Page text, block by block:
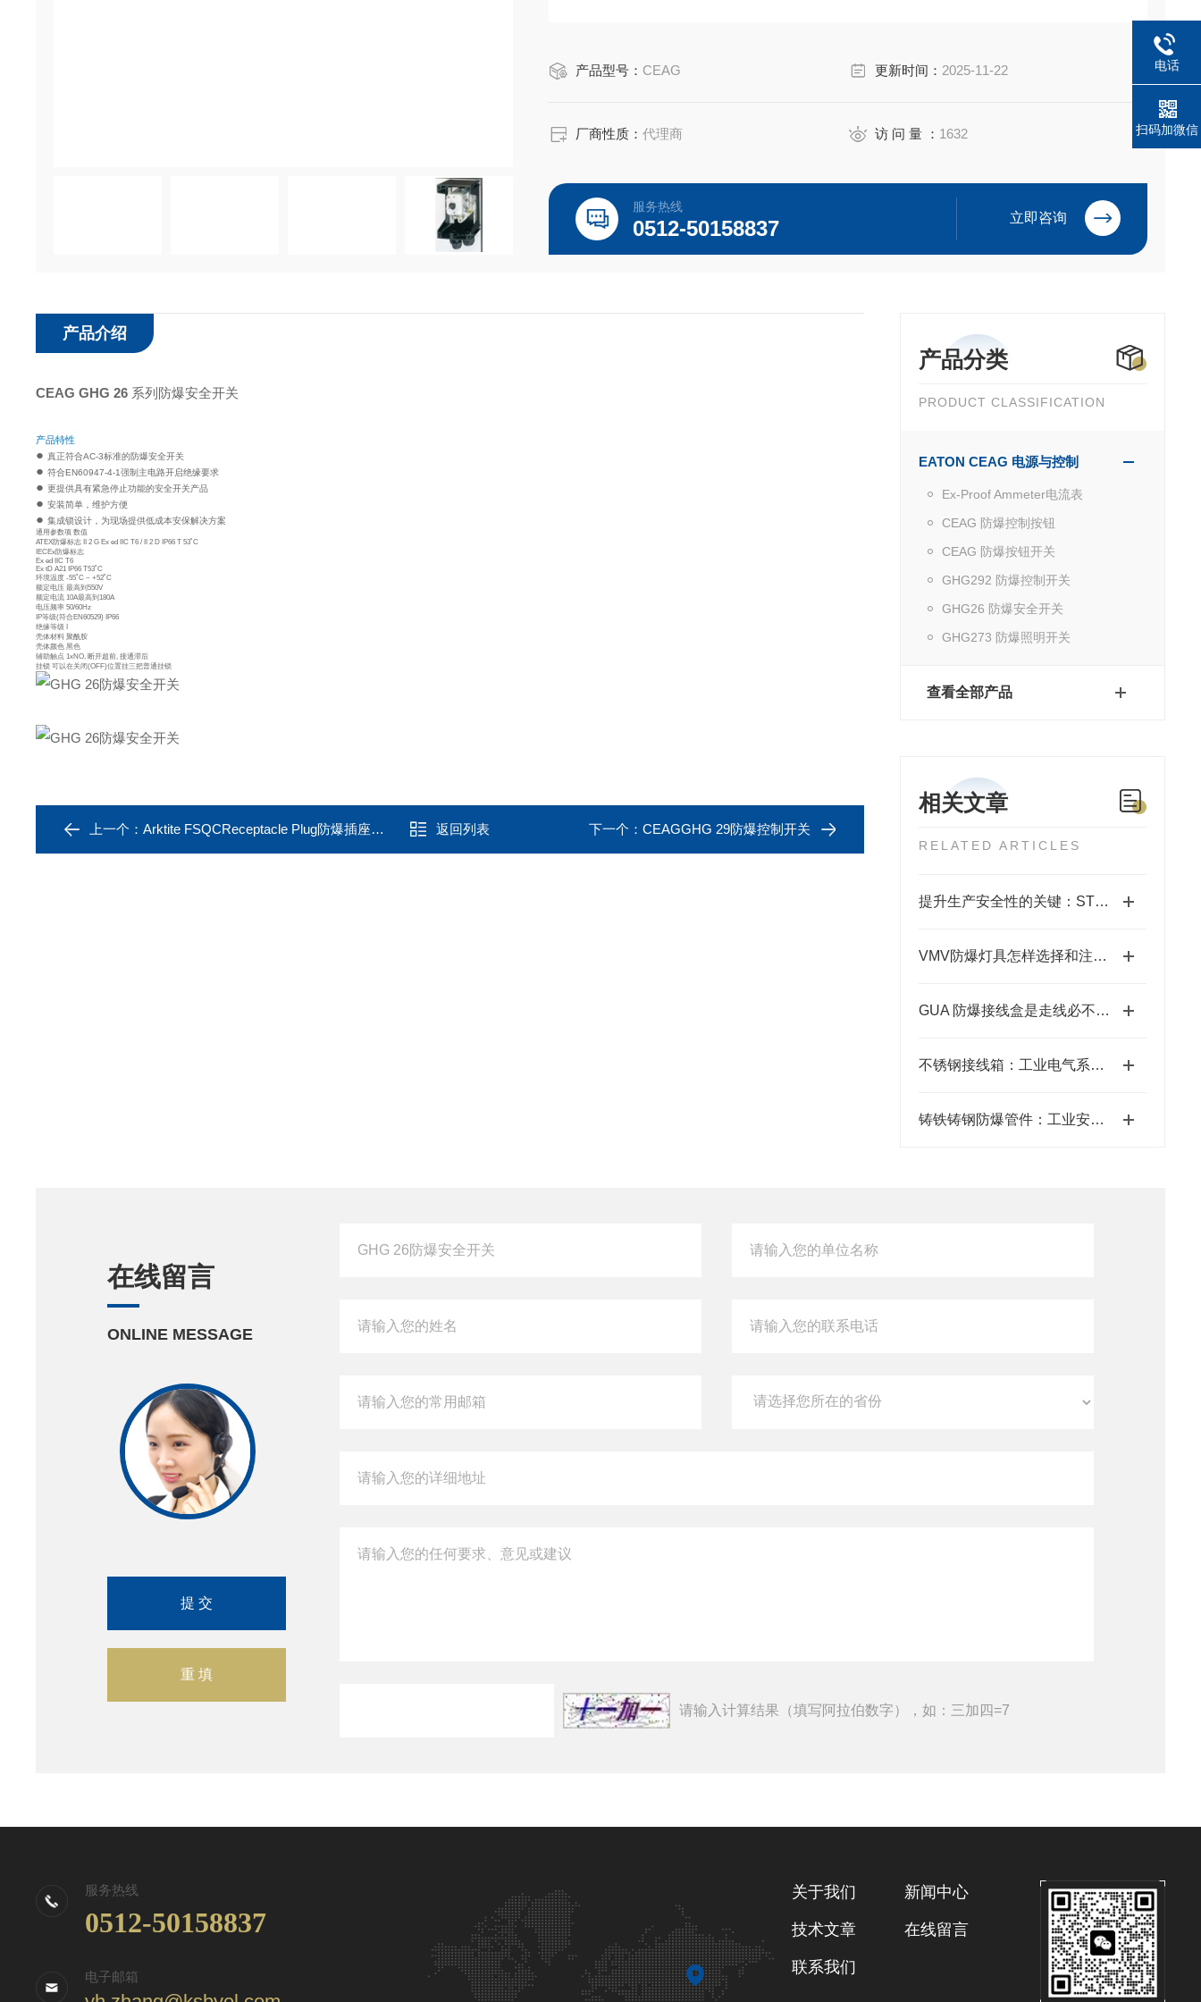
产品型号： CEAG 更新时间： 2025-11-22
厂商性质：代理商 访 问 量 ： 1632
服务热线
0512-50158837 立即咨询
产品分类
PRODUCT CLASSIFICATION
EATON CEAG 电源与控制
Ex-Proof Ammeter电流表
CEAG 防爆控制按钮
CEAG 防爆按钮开关
GHG292 防爆控制开关
GHG26 防爆安全开关
GHG273 防爆照明开关
查看全部产品
相关文章
RELATED ARTICLES
提升生产安全性的关键：STB不锈钢防爆箱的应用
VMV防爆灯具怎样选择和注意事项
GUA 防爆接线盒是走线必不可少的配件之一
不锈钢接线箱：工业电气系统的坚固守护者
铸铁铸钢防爆管件：工业安全的坚固防线
产品介绍
CEAG GHG 26 系列防爆安全开关
产品特性
● 真正符合AC-3标准的防爆安全开关
● 符合EN60947-4-1强制主电路开启绝缘要求
● 更提供具有紧急停止功能的安全开关产品
● 安装简单，维护方便
● 集成锁设计，为现场提供低成本安保解决方案
通用参数项 数值
ATEX防爆标志 II 2 G Ex ed IIC T6 / II 2 D IP66 T 53˚C
IECEx防爆标志
Ex ed IIC T6
Ex tD A21 IP66 T53˚C
环境温度 -55˚C ~ +52˚C
额定电压 最高到550V
额定电流 10A最高到180A
电压频率 50/60Hz
IP等级(符合EN60529) IP66
绝缘等级 I
壳体材料 聚酰胺
壳体颜色 黑色
辅助触点 1xNO, 断开超前, 接通滞后
挂锁 可以在关闭(OFF)位置挂三把普通挂锁
上一个： Arktite FSQCReceptacle Plug防爆插座插头 返回列表 下一个： CEAGGHG 29防爆控制开关
在线留言
ONLINE MESSAGE
请输入计算结果（填写阿拉伯数字），如：三加四=7
服务热线
0512-50158837
电子邮箱
关于我们 新闻中心
技术文章 在线留言
联系我们
电话
扫码加微信